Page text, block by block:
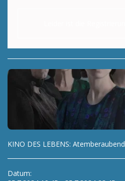
KINO DES LEBENS: Atemberaubend
Datum: